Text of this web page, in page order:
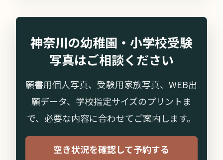
神奈川の幼稚園・小学校受験
写真はご相談ください
願書用個人写真、受験用家族写真、WEB出
願データ、学校指定サイズのプリントま
で、必要な内容に合わせてご案内します。
空き状況を確認して予約する